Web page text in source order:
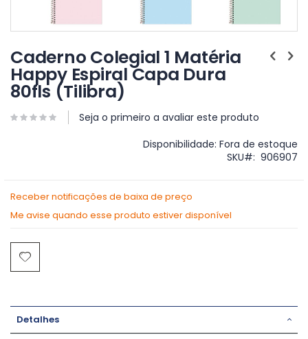
para
o
início
da
Galeria
de
imagens
Caderno Colegial 1 Matéria
Happy Espiral Capa Dura
80fls (Tilibra)
Seja o primeiro a avaliar este produto
Disponibilidade: Fora de estoque
SKU
906907
Receber notificações de baixa de preço
Me avise quando esse produto estiver disponível
Detalhes